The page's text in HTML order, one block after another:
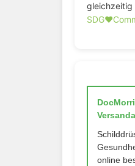
gleichzeitig
online